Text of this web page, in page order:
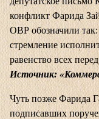
конфликт Фарида
ОВР обозначили
стремление
равенство всех
Источник:
Чуть позже Фарида
подписавших